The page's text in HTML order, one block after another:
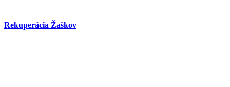
Rekuperácia Žaškov